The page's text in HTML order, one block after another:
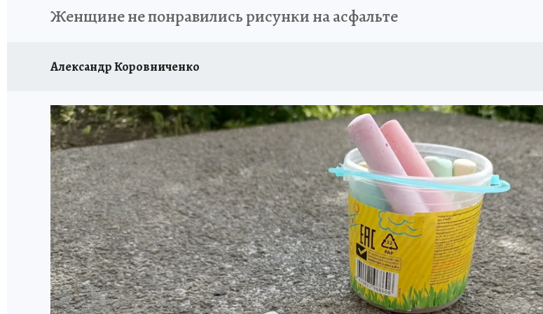
Женщине не понравились рисунки на асфальте
Александр Коровниченко